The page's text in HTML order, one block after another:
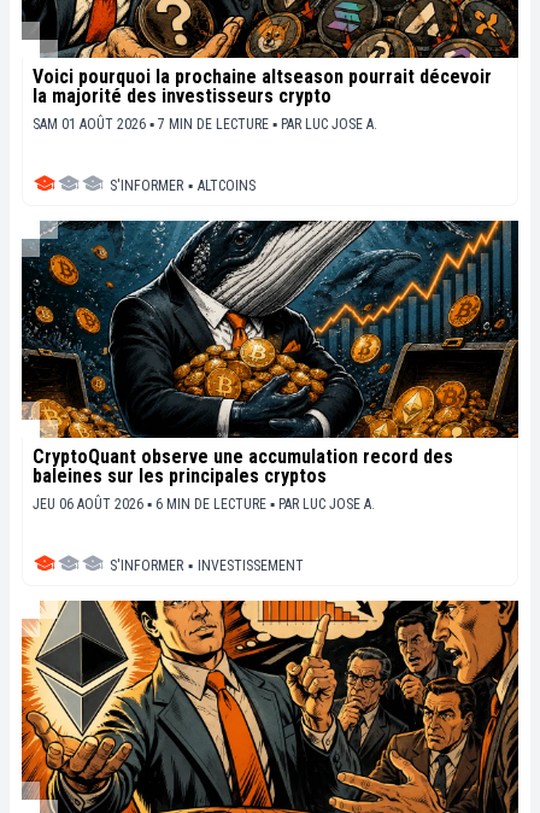
Voici pourquoi la prochaine altseason pourrait décevoir
la majorité des investisseurs crypto
SAM 01 AOÛT 2026 ▪ 7 MIN DE LECTURE ▪ PAR LUC JOSE A.
S'INFORMER ▪ ALTCOINS
CryptoQuant observe une accumulation record des
baleines sur les principales cryptos
JEU 06 AOÛT 2026 ▪ 6 MIN DE LECTURE ▪ PAR LUC JOSE A.
S'INFORMER ▪ INVESTISSEMENT